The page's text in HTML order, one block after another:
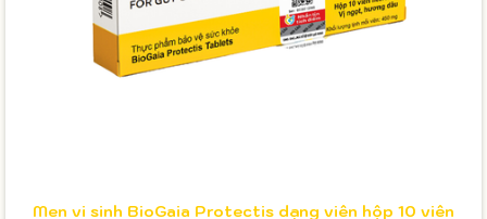
Men vi sinh BioGaia Protectis dạng viên hộp 10 viên